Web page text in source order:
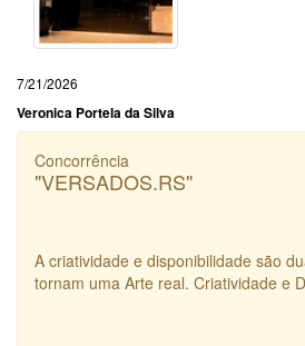
7/21/2026
Veronica Portela da Silva
Concorrência
"VERSADOS.RS"
A criatividade e disponibilidade são
tornam uma Arte real. Criatividade e